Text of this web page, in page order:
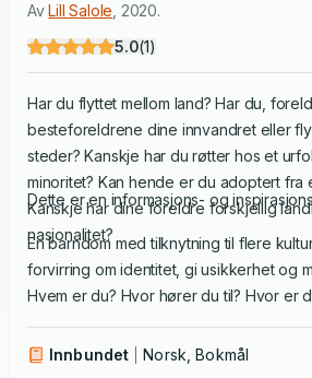
AvLill Salole 2020.
5.0(1)
Har du flyttet mellom land? Har du,
besteforeldrene dine innvandret eller
steder? Kanskje har du røtter hos et
minoritet? Kan hende er du adoptert fra
Kanskje har dine foreldre forskjellig
nasjonalitet?
Dette er en informasjons- og
En barndom med tilknytning til flere
forvirring om identitet, gi usikkerhet og
Hvem er du? Hvor hører du til? Hvor er
Innbundet
Norsk, Bokmål